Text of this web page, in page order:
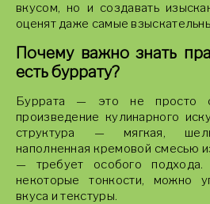
вкусом, но и создавать
оценят даже самые
Почему важно знать
есть буррату?
Буррата — это не просто
произведение кулинарного
структура — мягкая,
наполненная кремовой смесью
— требует особого
некоторые тонкости, можно
вкуса и текстуры.